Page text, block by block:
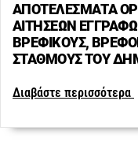
ΑΠΟΤΕΛΕΣΜΑΤΑ
ΑΙΤΗΣΕΩΝ
ΒΡΕΦΙΚΟΥΣ,
ΣΤΑΘΜΟΥΣ ΤΟΥ
Διαβάστε περισσότερα